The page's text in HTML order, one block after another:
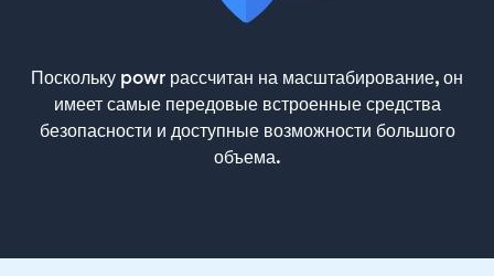
Поскольку powr рассчитан на масштабирование, он
имеет самые передовые встроенные средства
безопасности и доступные возможности большого
объема.